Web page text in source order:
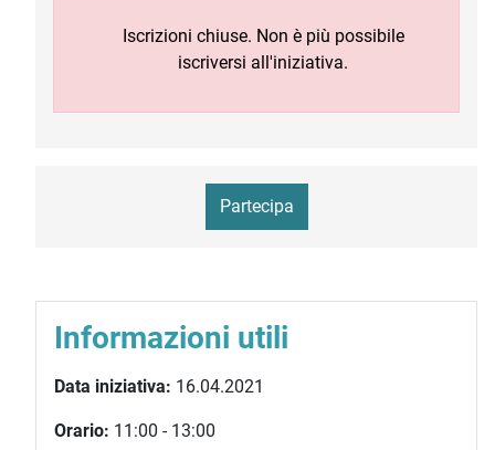
Iscrizioni chiuse. Non è più possibile
iscriversi all'iniziativa.
Partecipa
Informazioni utili
Data iniziativa: 16.04.2021
Orario: 11:00 - 13:00